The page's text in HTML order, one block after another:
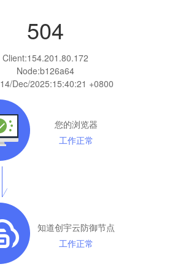
504
Client:154.201.80.172
Node:b126a64
14/Dec/2025:15:40:21 +0800
您的浏览器
工作正常
知道创宇云防御节点
工作正常